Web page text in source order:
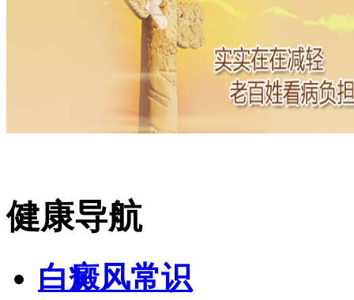
健康导航
白癜风常识